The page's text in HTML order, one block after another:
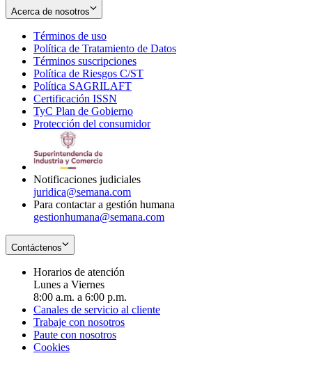
Acerca de nosotros
Términos de uso
in
new
window
Política de Tratamiento de Datos
Términos suscripciones
in
Política de Riesgos C/ST
Política SAGRILAFT
new
window
Certificación ISSN
in
new
TyC Plan de Gobierno
in
Protección del consumidorOpens
Notificaciones judiciales
juridica@semana.com
Para contactar a gestión humana
gestionhumana@semana.com
Contáctenos
Horarios de atención
Lunes a Viernes
8:00 a.m. a 6:00 p.m.
Canales de servicio al cliente
Trabaje con nosotros
Paute con nosotros
Cookies